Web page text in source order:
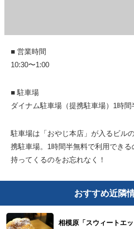
■ 営業時間
10:30〜1:00
■ 駐車場
ダイナム駐車場（提携駐車場）1時間
駐車場は「おやじ本店」が入るビル
携駐車場。1時間半無料で利用でき
持ってくるのをお忘れなく！
おすすめ近隣
相模原「スウィートエ